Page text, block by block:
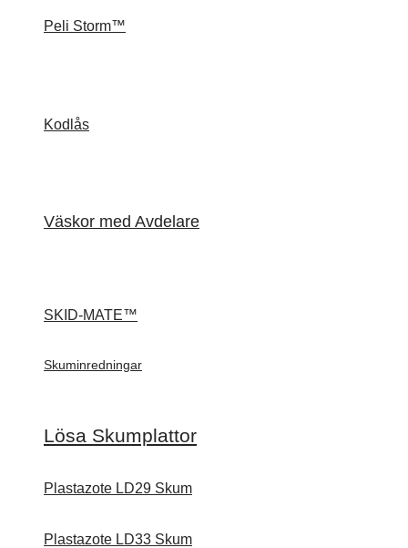
Peli Storm™
Kodlås
Väskor med Avdelare
SKID-MATE™
Skuminredningar
Lösa Skumplattor
Plastazote LD29 Skum
Plastazote LD33 Skum